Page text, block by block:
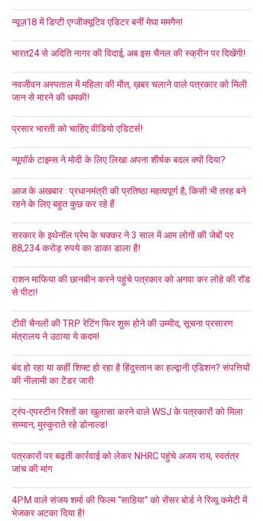
न्यूज़18 में डिप्टी एग्जीक्यूटिव एडिटर बनीं मेघा ममगैन!
भारत24 से अदिति नागर की विदाई, अब इस चैनल की स्क्रीन पर दिखेंगी!
नवजीवन अस्पताल में महिला की मौत, ख़बर चलाने वाले पत्रकार को मिली
जान से मारने की धमकी!
प्रसार भारती को चाहिए वीडियो एडिटर्स!
न्यूयॉर्क टाइम्स ने मोदी के लिए लिखा अपना शीर्षक बदल क्यों दिया?
आज के अखबार : प्रधानमंत्री की प्रतिष्ठा महत्वपूर्ण है, किसी भी तरह बने
रहने के लिए बहुत कुछ कर रहे हैं
सरकार के इथेनॉल प्रेम के चक्कर ने 3 साल में आम लोगों की जेबों पर
88,234 करोड़ रुपये का डाका डाला है!
राशन माफिया की छानबीन करने पहुंचे पत्रकार को अगवा कर लोहे की रॉड
से पीटा!
टीवी चैनलों की TRP रेटिंग फिर शुरू होने की उम्मीद, सूचना प्रसारण
मंत्रालय ने उठाया ये कदम!
बंद हो रहा या कहीं शिफ्ट हो रहा है हिंदुस्तान का हल्द्वानी एडिशन? संपत्तियों
की नीलामी का टेंडर जारी
ट्रंप-एपस्टीन रिश्तों का खुलासा करने वाले WSJ के पत्रकारों को मिला
सम्मान, मुस्कुराते रहे डोनाल्ड!
पत्रकारों पर बढ़ती कार्रवाई को लेकर NHRC पहुंचे अजय राय, स्वतंत्र
जांच की मांग
4PM वाले संजय शर्मा की फिल्म “साहिया” को सेंसर बोर्ड ने रिव्यू कमेटी में
भेजकर अटका दिया है!